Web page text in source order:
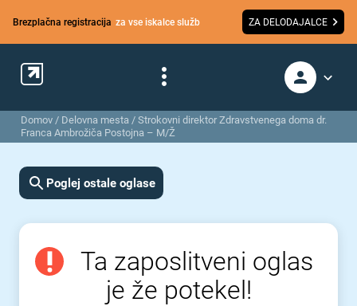
Brezplačna registracija za vse iskalce služb ZA DELODAJALCE
Domov / Delovna mesta / Strokovni direktor Zdravstvenega doma dr.
Franca Ambrožiča Postojna – M/Ž
Poglej ostale oglase
Ta zaposlitveni oglas
je že potekel!